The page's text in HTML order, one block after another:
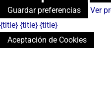
Guardar preferencias
Ver
{title} {title} {title}
Aceptación de Cookies